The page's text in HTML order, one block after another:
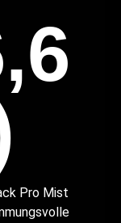
Pro Mist